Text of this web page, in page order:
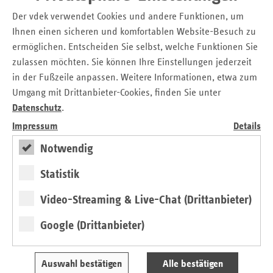
Der vdek verwendet Cookies und andere Funktionen, um
Ihnen einen sicheren und komfortablen Website-Besuch zu
ermöglichen. Entscheiden Sie selbst, welche Funktionen Sie
zulassen möchten. Sie können Ihre Einstellungen jederzeit
in der Fußzeile anpassen. Weitere Informationen, etwa zum
Umgang mit Drittanbieter-Cookies, finden Sie unter
Datenschutz.
Impressum
Details
Notwendig
Statistik
Video-Streaming & Live-Chat (Drittanbieter)
Google (Drittanbieter)
Auswahl bestätigen Alle bestätigen
Der vdek-Arztlotse ist das einzige Arztsuch- und
Bewertungsportal der gesetzlichen Krankenkassen, das
detaillierte Informationen zum Grad der Barrierefreiheit
bietet. Die Kriterien zur Barrierefreiheit wurden von der
Stiftung Gesundheit gemeinsam mit dem
Bundeskompetenzzentrum Barrierefreiheit erarbeitet. Auch
die Anforderungen an bereits bestehende DIN-Normen sind
Mit einer Schritt-für-Schritt-Suche können Nutzer über
Auswahllisten die Recherche nach einem Arzt in ihrer
unmittelbaren Umgebung eingrenzen. Neben Kriterien wie
(z.B. Neurologie, Allergologie) stehen in der „Detaillierten
zur Auswahl (z.B. Behindertenparkplätze, stufenfreier
Pressemitteilung